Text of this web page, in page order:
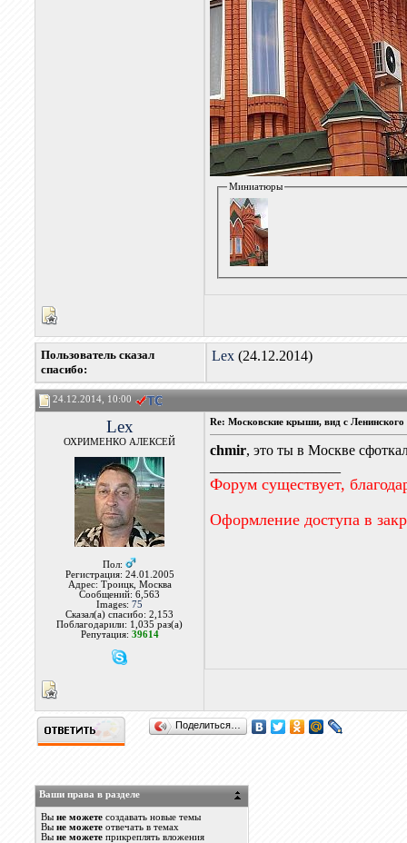
Миниатюры
Пользователь сказал
cпасибо:
Lex (24.12.2014)
24.12.2014, 10:00
Lex
ОХРИМЕНКО АЛЕКСЕЙ
Пол:
Регистрация: 24.01.2005
Адрес: Троицк, Москва
Сообщений: 6,563
Images:75
Сказал(а) спасибо: 2,153
Поблагодарили: 1,035 раз(а)
Репутация: 39614
Re: Московские крыши, вид с Ленинского
chmir, это ты в Москве
Форум существует,
Оформление доступа в
Поделиться…
Ваши права в разделе
Выне можете создавать новые темы
Выне можете отвечать в темах
Выне можете прикреплять вложения